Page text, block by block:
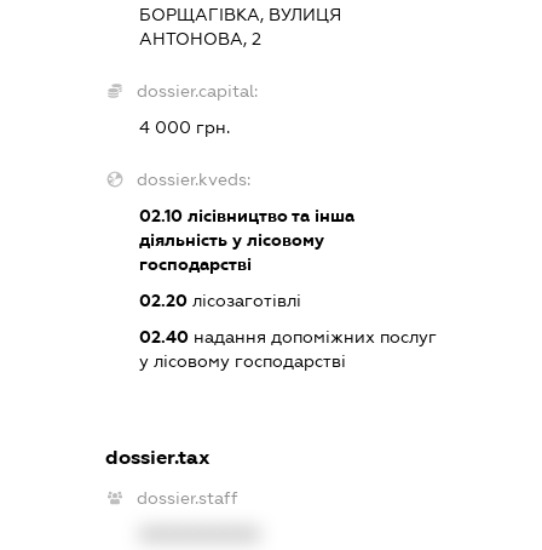
БОРЩАГІВКА, ВУЛИЦЯ
АНТОНОВА, 2
dossier.capital:
4 000 грн.
dossier.kveds:
02.10лісівництво та інша
діяльність у лісовому
господарстві
02.20лісозаготівлі
02.40надання допоміжних послуг
у лісовому господарстві
dossier.tax
dossier.staff